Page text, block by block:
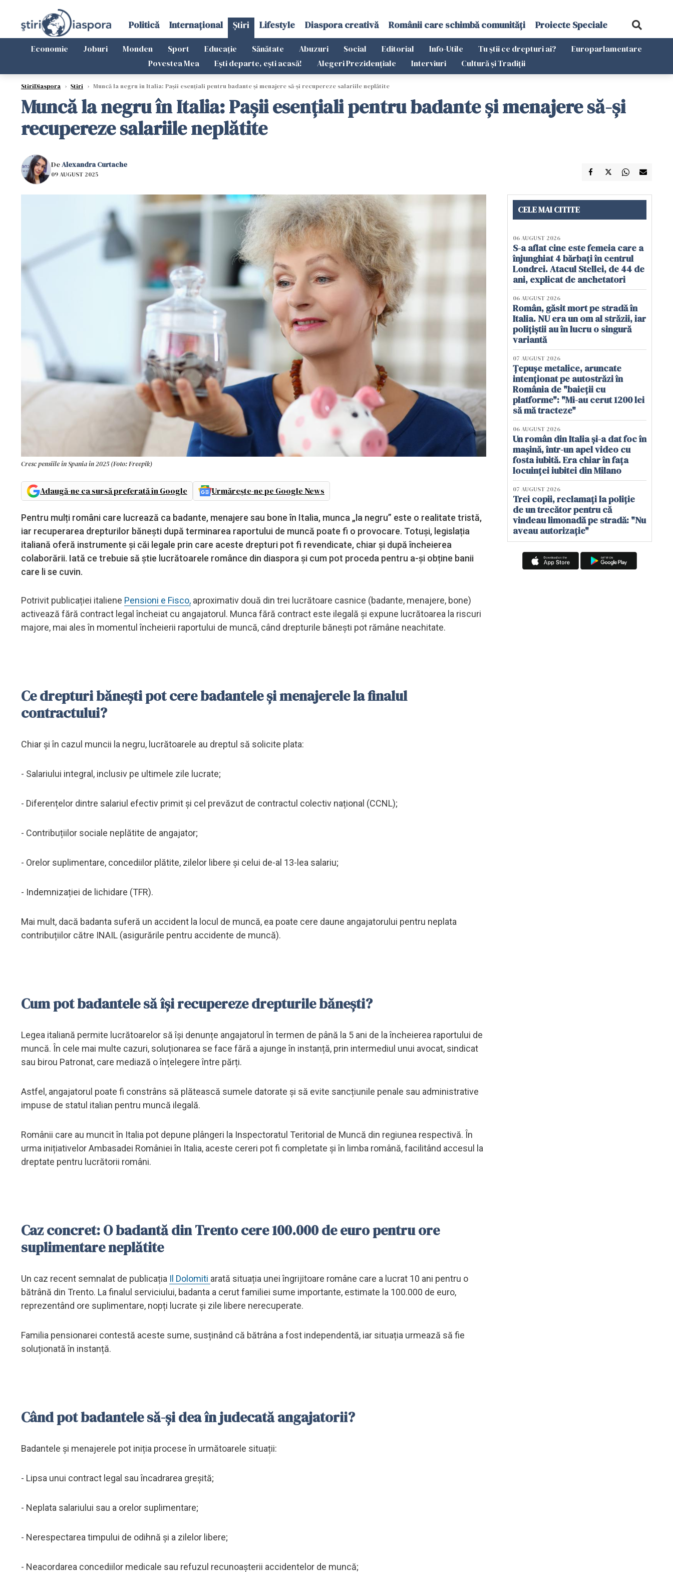
Politică Internațional Știri Lifestyle Diaspora creativă Românii care schimbă comunități Proiecte Speciale
Economie Joburi Monden Sport Educație Sănătate Abuzuri Social Editorial Info-Utile Tu știi ce drepturi ai?
Europarlamentare
Povestea Mea
Ești departe, ești acasă! Alegeri Prezidențiale Interviuri Cultură și Tradiții
StiriDiaspora › Știri › Muncă la negru în Italia: Pașii esențiali pentru badante și menajere să-și recupereze salariile neplătite
Muncă la negru în Italia: Pașii esențiali pentru badante și menajere să-și
recupereze salariile neplătite
DeAlexandra Curtache
09 AUGUST 2025
Cresc pensiile în Spania în 2025 (Foto: Freepik)
Adaugă-ne ca sursă preferată în Google Urmărește-ne pe Google News
Pentru mulți români care lucrează ca badante, menajere sau bone în Italia, munca „la negru” este o realitate tristă,
iar recuperarea drepturilor bănești după terminarea raportului de muncă poate fi o provocare. Totuși, legislația
italiană oferă instrumente și căi legale prin care aceste drepturi pot fi revendicate, chiar și după încheierea
colaborării. Iată ce trebuie să știe lucrătoarele românce din diaspora și cum pot proceda pentru a-și obține banii
care li se cuvin.
Potrivit publicației italiene Pensioni e Fisco, aproximativ două din trei lucrătoare casnice (badante, menajere, bone)
activează fără contract legal încheiat cu angajatorul. Munca fără contract este ilegală și expune lucrătoarea la riscuri
majore, mai ales în momentul încheierii raportului de muncă, când drepturile bănești pot rămâne neachitate.
Ce drepturi bănești pot cere badantele și menajerele la finalul
contractului?
Chiar și în cazul muncii la negru, lucrătoarele au dreptul să solicite plata:
- Salariului integral, inclusiv pe ultimele zile lucrate;
- Diferențelor dintre salariul efectiv primit și cel prevăzut de contractul colectiv național (CCNL);
- Contribuțiilor sociale neplătite de angajator;
- Orelor suplimentare, concediilor plătite, zilelor libere și celui de-al 13-lea salariu;
- Indemnizației de lichidare (TFR).
Mai mult, dacă badanta suferă un accident la locul de muncă, ea poate cere daune angajatorului pentru neplata
contribuțiilor către INAIL (asigurările pentru accidente de muncă).
Cum pot badantele să își recupereze drepturile bănești?
Legea italiană permite lucrătoarelor să își denunțe angajatorul în termen de până la 5 ani de la încheierea raportului de
muncă. În cele mai multe cazuri, soluționarea se face fără a ajunge în instanță, prin intermediul unui avocat, sindicat
sau birou Patronat, care mediază o înțelegere între părți.
Astfel, angajatorul poate fi constrâns să plătească sumele datorate și să evite sancțiunile penale sau administrative
impuse de statul italian pentru muncă ilegală.
Românii care au muncit în Italia pot depune plângeri la Inspectoratul Teritorial de Muncă din regiunea respectivă. În
urma inițiativelor Ambasadei României în Italia, aceste cereri pot fi completate și în limba română, facilitând accesul la
dreptate pentru lucrătorii români.
Caz concret: O badantă din Trento cere 100.000 de euro pentru ore
suplimentare neplătite
Un caz recent semnalat de publicația Il Dolomiti arată situația unei îngrijitoare române care a lucrat 10 ani pentru o
bătrână din Trento. La finalul serviciului, badanta a cerut familiei sume importante, estimate la 100.000 de euro,
reprezentând ore suplimentare, nopți lucrate și zile libere nerecuperate.
Familia pensionarei contestă aceste sume, susținând că bătrâna a fost independentă, iar situația urmează să fie
soluționată în instanță.
Când pot badantele să-și dea în judecată angajatorii?
Badantele și menajerele pot iniția procese în următoarele situații:
- Lipsa unui contract legal sau încadrarea greșită;
- Neplata salariului sau a orelor suplimentare;
- Nerespectarea timpului de odihnă și a zilelor libere;
- Neacordarea concediilor medicale sau refuzul recunoașterii accidentelor de muncă;
CELE MAI CITITE
06 AUGUST 2026
S-a aflat cine este femeia care a
înjunghiat 4 bărbați în centrul
Londrei. Atacul Stellei, de 44 de
ani, explicat de anchetatori
06 AUGUST 2026
Român, găsit mort pe stradă în
Italia. NU era un om al străzii, iar
polițiștii au în lucru o singură
variantă
07 AUGUST 2026
Țepușe metalice, aruncate
intenționat pe autostrăzi în
România de "baieții cu
platforme": "Mi-au cerut 1200 lei
să mă tracteze"
06 AUGUST 2026
Un român din Italia și-a dat foc în
mașină, într-un apel video cu
fosta iubită. Era chiar în fața
locuinței iubitei din Milano
07 AUGUST 2026
Trei copii, reclamați la poliție
de un trecător pentru că
vindeau limonadă pe stradă: "Nu
aveau autorizație"